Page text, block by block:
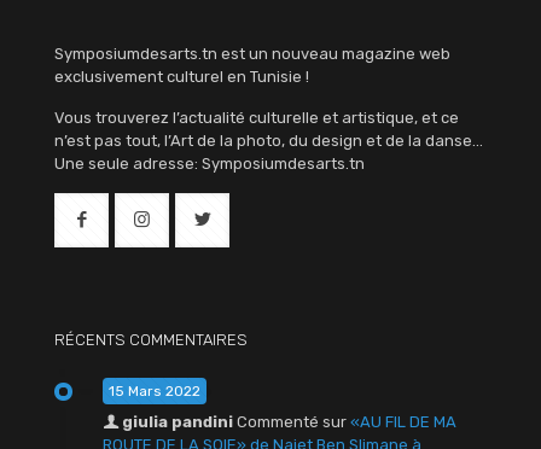
Symposiumdesarts.tn est un nouveau magazine web
exclusivement culturel en Tunisie !
Vous trouverez l’actualité culturelle et artistique, et ce
n’est pas tout, l’Art de la photo, du design et de la danse…
Une seule adresse: Symposiumdesarts.tn
RÉCENTS COMMENTAIRES
15 Mars 2022
giulia pandini Commenté sur «AU FIL DE MA
ROUTE DE LA SOIE» de Najet Ben Slimane à